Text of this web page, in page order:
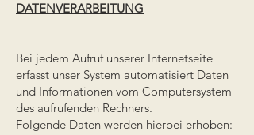
DATENVERARBEITUNG
Bei jedem Aufruf unserer Internetseite
erfasst unser System automatisiert Daten
und Informationen vom Computersystem
des aufrufenden Rechners.
Folgende Daten werden hierbei erhoben: